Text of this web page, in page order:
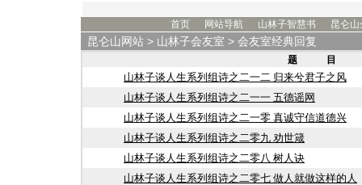
首页 网站导航 山林子智慧书 昆仑
昆仑山网站 > 山林子会友室 > 会友室经典回复
题 目
山林子谈人生系列组诗之二一二 归来兮君子之风
山林子谈人生系列组诗之二一一 五德谣网
山林子谈人生系列组诗之二一零 真诚守信道德兴
山林子谈人生系列组诗之二零九 劝世箴
山林子谈人生系列组诗之二零八 树人诀
山林子谈人生系列组诗之二零七 做人就做这样的人